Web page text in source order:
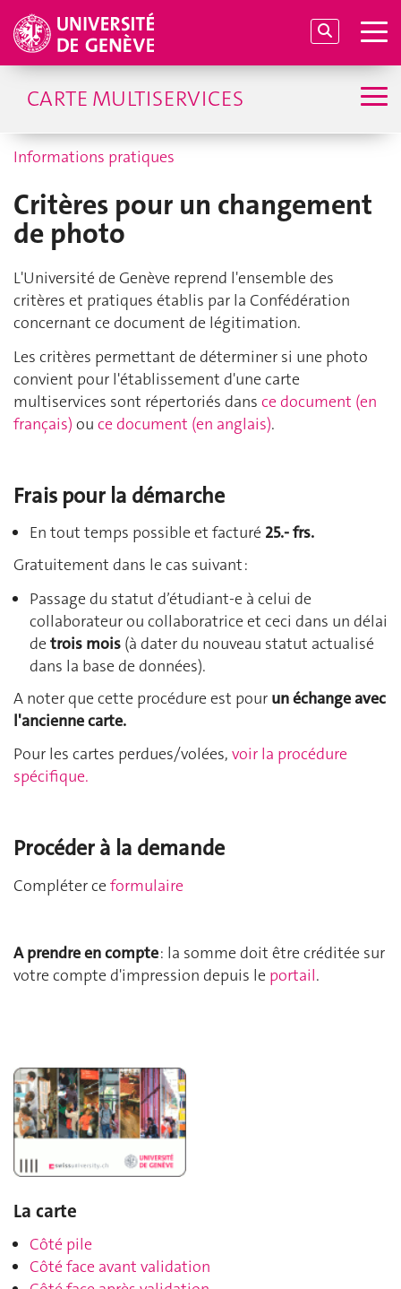
CARTE MULTISERVICES
Informations pratiques
Critères pour un changement
de photo
L'Université de Genève reprend l'ensemble des
critères et pratiques établis par la Confédération
concernant ce document de légitimation.
Les critères permettant de déterminer si une photo
convient pour l'établissement d'une carte
multiservices sont répertoriés dans ce document (en
français) ou ce document (en anglais).
Frais pour la démarche
En tout temps possible et facturé 25.- frs.
Gratuitement dans le cas suivant :
Passage du statut d’étudiant-e à celui de
collaborateur ou collaboratrice et ceci dans un délai
detrois mois (à dater du nouveau statut actualisé
dans la base de données).
A noter que cette procédure est pour un échange avec
l'ancienne carte.
Pour les cartes perdues/volées, voir la procédure
spécifique.
Procéder à la demande
Compléter ceformulaire
A prendre en compte: la somme doit être créditée sur
votre compte d'impression depuis le portail.
La carte
Côté pile
Côté face avant validation